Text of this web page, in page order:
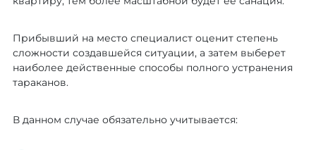
Прибывший на место специалист оценит степень
сложности создавшейся ситуации, а затем выберет
наиболее действенные способы полного устранения
тараканов.
В данном случае обязательно учитывается: